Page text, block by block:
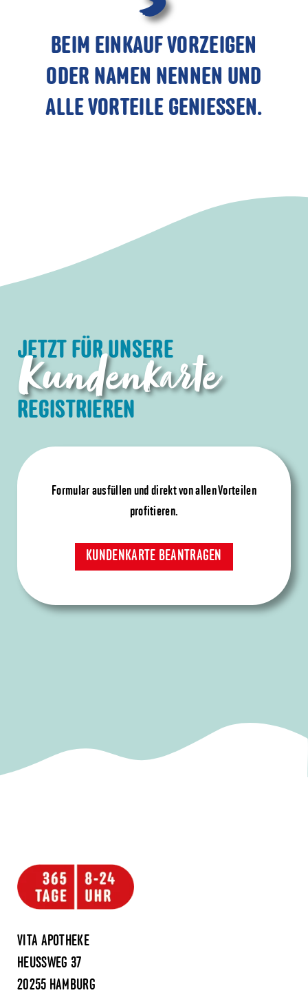
BEIM EINKAUF VORZEIGEN
ODER NAMEN NENNEN UND
ALLE VORTEILE GENIESSEN.
JETZT FÜR UNSERE
Kundenkarte
REGISTRIEREN
Formular ausfüllen und direkt von allen Vorteilen
profitieren.
KUNDENKARTE BEANTRAGEN
VITA APOTHEKE
HEUSSWEG 37
20255 HAMBURG